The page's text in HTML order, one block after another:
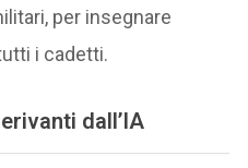
per insegnare
i cadetti.
dall’IA